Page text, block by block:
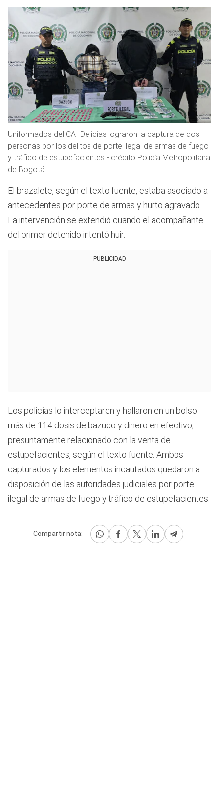
Uniformados del CAI Delicias lograron la captura de dos
personas por los delitos de porte ilegal de armas de fuego
y tráfico de estupefacientes - crédito Policía Metropolitana
de Bogotá
El brazalete, según el texto fuente, estaba asociado a
antecedentes por porte de armas y hurto agravado.
La intervención se extendió cuando el acompañante
del primer detenido intentó huir.
PUBLICIDAD
Los policías lo interceptaron y hallaron en un bolso
más de 114 dosis de bazuco y dinero en efectivo,
presuntamente relacionado con la venta de
estupefacientes, según el texto fuente. Ambos
capturados y los elementos incautados quedaron a
disposición de las autoridades judiciales por porte
ilegal de armas de fuego y tráfico de estupefacientes.
Compartir nota: